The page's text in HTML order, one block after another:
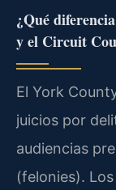
¿Qué
y el Circuit
El York
juicios por
audiencias
(felonies).